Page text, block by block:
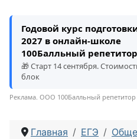
Годовой курс
2027 в онлайн-школе
100Балльный репетитор
🎁 Старт 14 сентября.
блок
Реклама. ООО 100Балльный репетитор
Главная ЕГЭ